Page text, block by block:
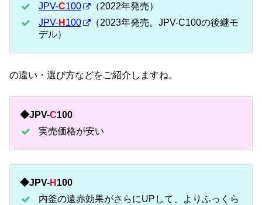
JPV-C100
（2022年発売）
JPV-H 100
（2023年発売。JPV-C100の後継モ
デル）
の違い・選び方などをご紹介しますね。
◆JPV-C100
実売価格が安い
◆JPV-H 100
内釜の遠赤効果がさらにUPして、よりふっくら